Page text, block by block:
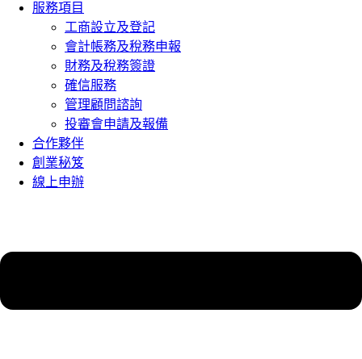
服務項目
工商設立及登記
會計帳務及稅務申報
財務及稅務簽證
確信服務
管理顧問諮詢
投審會申請及報備
合作夥伴
創業秘笈
線上申辦